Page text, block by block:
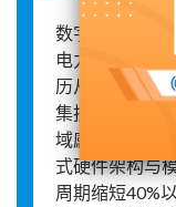
数字时代电网
电力系统建设
历从分散式到
集技术的深度
域感知，为数
式硬件架构与
周期缩短40%